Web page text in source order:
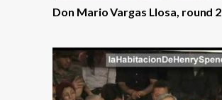
Don Mario Vargas Llosa, round 2